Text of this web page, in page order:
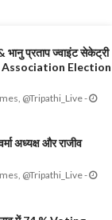
भानु प्रताप ज्वाइंट सेकेट्री
Association Election
@Tripathi_Live-
अध्यक्ष और राजीव
@Tripathi_Live-